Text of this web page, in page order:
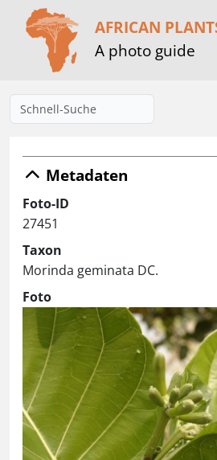
AFRICAN
A photo guide
Metadaten
Foto-ID
27451
Taxon
Morinda geminata DC.
Foto